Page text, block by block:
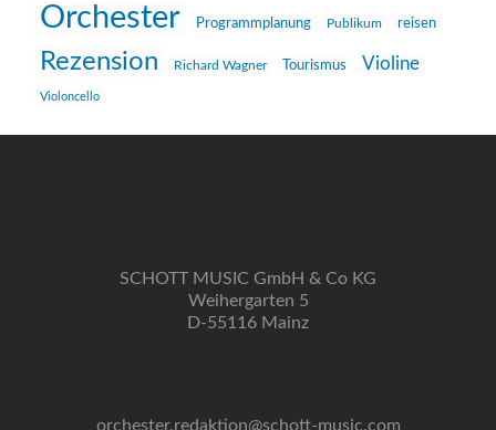
Orchester Programmplanung Publikum reisen
Rezension Richard Wagner Tourismus Violine
Violoncello
SCHOTT MUSIC GmbH & Co KG
Weihergarten 5
D-55116 Mainz
orchester.redaktion@schott-music.com